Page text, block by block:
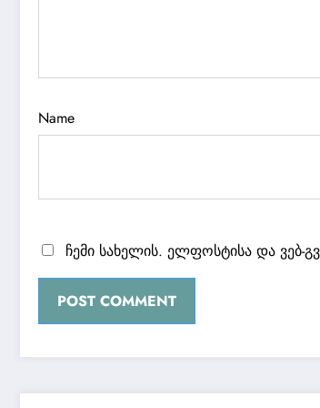
Name
ჩემი სახელის. ელფოსტისა და ვებ-